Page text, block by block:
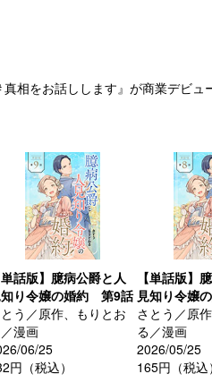
相をお話しします』が商業デビュ
単話版】臆病公爵と人
知り令嬢の婚約 第9話
う／原作、もりとお
漫画
06/25
円（税込）
【単話版】
見知り令嬢
さとう／原
る／漫画
2026/05/25
165円（税込）